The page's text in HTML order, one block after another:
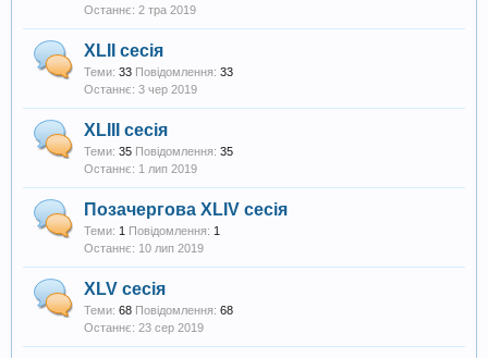
2 тра 2019
XLII сесія
Теми: 33 Повідомлення: 33
3 чер 2019
XLIII сесія
Теми: 35 Повідомлення: 35
1 лип 2019
Позачергова XLIV сесія
Теми: 1 Повідомлення: 1
10 лип 2019
XLV сесія
Теми: 68 Повідомлення: 68
23 сер 2019